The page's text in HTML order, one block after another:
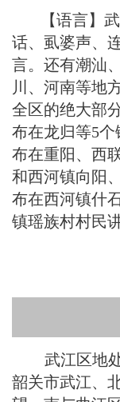
【语言】
话、虱婆声、
言。还有潮汕
川、河南等地
全区的绝大部
布在龙归等5
布在重阳、西
和西河镇向阳
布在西河镇什
镇瑶族村村民
武江区地
韶关市武江、